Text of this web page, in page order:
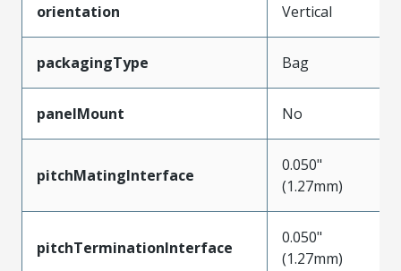
orientation Vertical
packagingType Bag
panelMount No
pitchMatingInterface
0.050"
(1.27mm)
pitchTerminationInterface
0.050"
(1.27mm)